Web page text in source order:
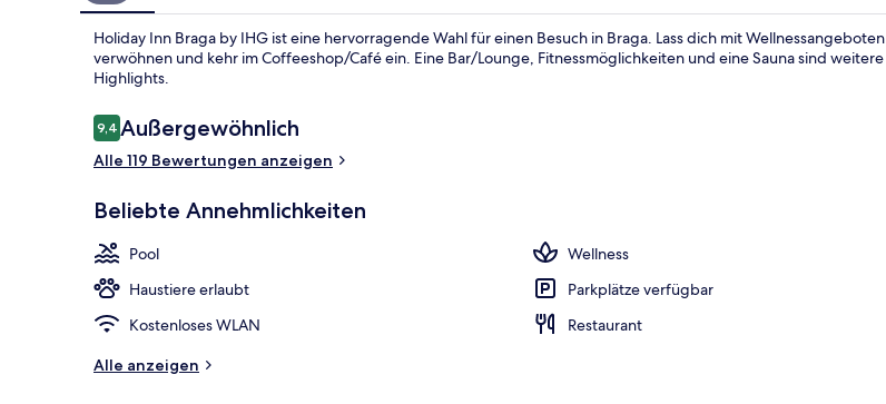
Holiday Inn Braga by IHG ist eine hervorragende Wahl für einen Besuch in Braga. Lass dich mit Wellnessangeboten
verwöhnen und kehr im Coffeeshop/Café ein. Eine Bar/Lounge, Fitnessmöglichkeiten und eine Sauna sind weitere
Highlights.
Bewertungen
9,49,4 von 10.
Außergewöhnlich
Alle 119 Bewertungen anzeigen
Beliebte Annehmlichkeiten
Pool
Wellness
Haustiere erlaubt
Parkplätze verfügbar
Kostenloses WLAN
Restaurant
Alle anzeigen